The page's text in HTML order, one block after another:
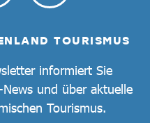
TOURISMUS
informiert Sie
und über aktuelle
Tourismus.